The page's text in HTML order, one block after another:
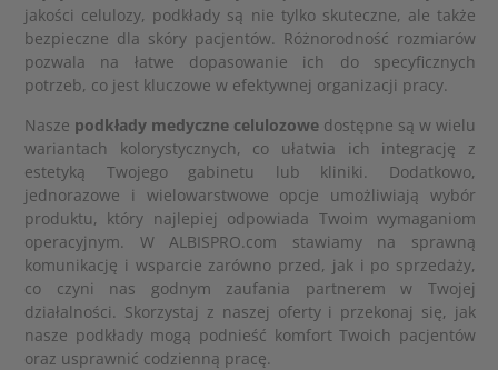
jakości celulozy, podkłady są nie tylko skuteczne, ale także
bezpieczne dla skóry pacjentów. Różnorodność rozmiarów
pozwala na łatwe dopasowanie ich do specyficznych
potrzeb, co jest kluczowe w efektywnej organizacji pracy.
Nasze podkłady medyczne celulozowe dostępne są w wielu
wariantach kolorystycznych, co ułatwia ich integrację z
estetyką Twojego gabinetu lub kliniki. Dodatkowo,
jednorazowe i wielowarstwowe opcje umożliwiają wybór
produktu, który najlepiej odpowiada Twoim wymaganiom
operacyjnym. W ALBISPRO.com stawiamy na sprawną
komunikację i wsparcie zarówno przed, jak i po sprzedaży,
co czyni nas godnym zaufania partnerem w Twojej
działalności. Skorzystaj z naszej oferty i przekonaj się, jak
nasze podkłady mogą podnieść komfort Twoich pacjentów
oraz usprawnić codzienną pracę.